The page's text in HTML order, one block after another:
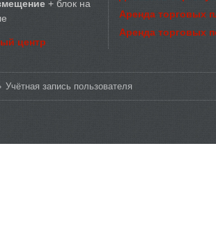
+ блок на
центр
Аренда торговых
Аренда торговых
Учётная запись пользователя